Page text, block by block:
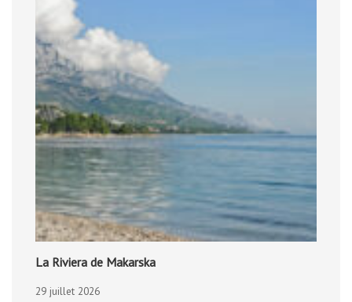
La Riviera de Makarska
29 juillet 2026